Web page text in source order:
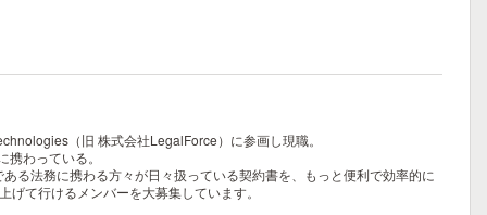
（旧 株式会社LegalForce）に参画し現職。
わっている。
る法務に携わる方々が日々扱っている契約書を、もっと便利で効率的に
て行けるメンバーを大募集しています。